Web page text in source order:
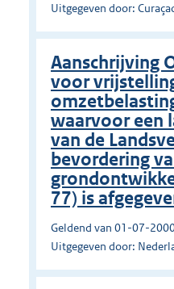
Uitgegeven door:
Aanschrijving
voor
waarvoor een
van de
bevordering
77) is
Geldend van 01-07-
Uitgegeven door: